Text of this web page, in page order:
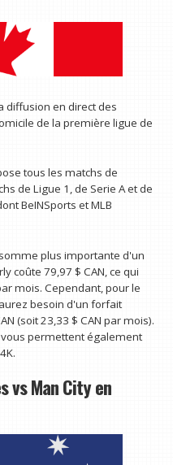
diffusion en direct des
de la première ligue de
tous les matchs de
de Ligue 1, de Serie A et de
BeINSports et MLB
plus importante d'un
coûte 79,97 $ CAN, ce qui
mois. Cependant, pour le
besoin d'un forfait
(soit 23,33 $ CAN par mois).
permettent également
vs Man City en